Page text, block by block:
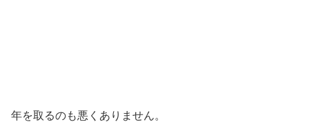
年を取るのも悪くありません。